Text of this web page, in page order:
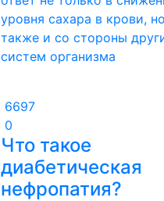
уровня сахара в крови, но
также и со стороны
систем организма
6697
0
Что такое
диабетическая
нефропатия?